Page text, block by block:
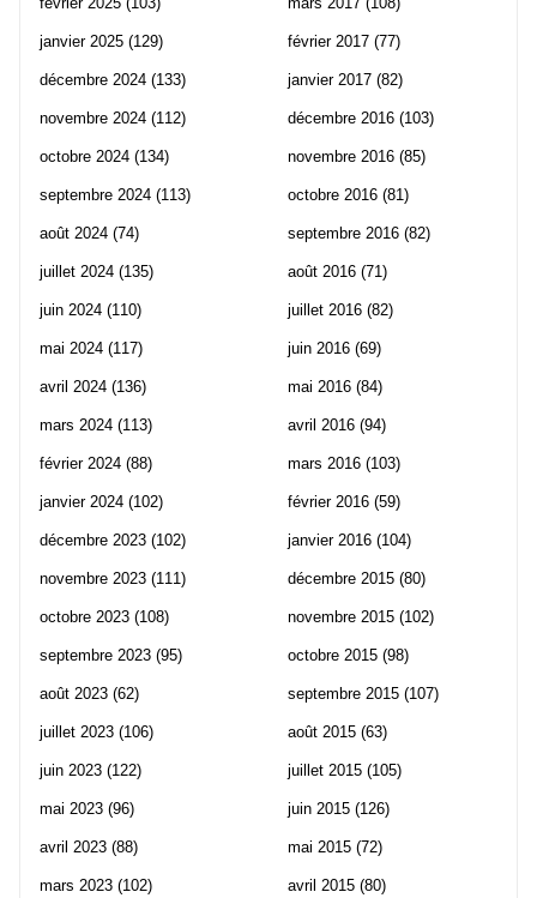
janvier 2025 (129)
décembre 2024 (133)
novembre 2024 (112)
octobre 2024 (134)
septembre 2024 (113)
août 2024 (74)
juillet 2024 (135)
juin 2024 (110)
mai 2024 (117)
avril 2024 (136)
mars 2024 (113)
février 2024 (88)
janvier 2024 (102)
décembre 2023 (102)
novembre 2023 (111)
octobre 2023 (108)
septembre 2023 (95)
août 2023 (62)
juillet 2023 (106)
juin 2023 (122)
mai 2023 (96)
avril 2023 (88)
mars 2023 (102)
février 2017 (77)
janvier 2017 (82)
décembre 2016 (103)
novembre 2016 (85)
octobre 2016 (81)
septembre 2016 (82)
août 2016 (71)
juillet 2016 (82)
juin 2016 (69)
mai 2016 (84)
avril 2016 (94)
mars 2016 (103)
février 2016 (59)
janvier 2016 (104)
décembre 2015 (80)
novembre 2015 (102)
octobre 2015 (98)
septembre 2015 (107)
août 2015 (63)
juillet 2015 (105)
juin 2015 (126)
mai 2015 (72)
avril 2015 (80)